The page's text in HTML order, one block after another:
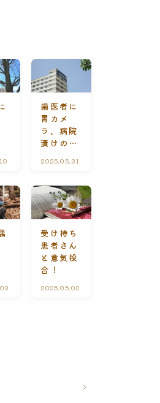
ご
と
歯医者に
胃カメ
ラ、病院
漬けの休
2025.05.31
C
o
n
t
受け持ち
患者さん
と意気投
合！
2025.05.02